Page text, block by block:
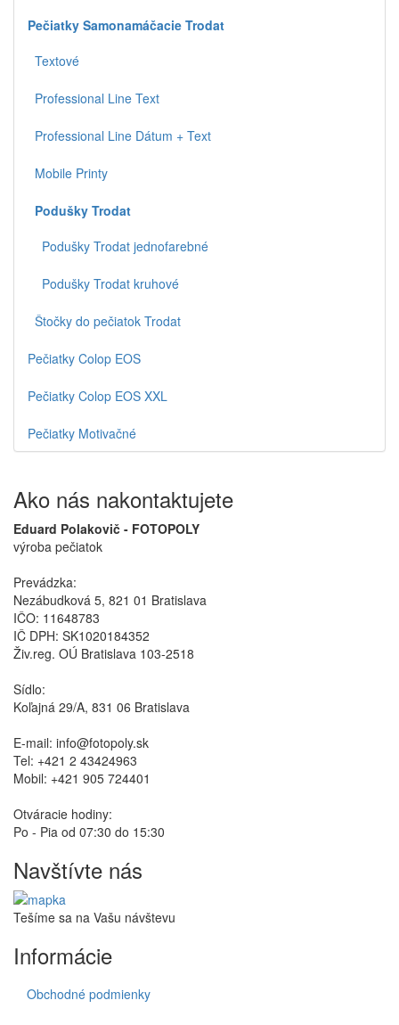
Pečiatky Samonamáčacie Trodat
Textové
Professional Line Text
Professional Line Dátum + Text
Mobile Printy
Podušky Trodat
Podušky Trodat jednofarebné
Podušky Trodat kruhové
Štočky do pečiatok Trodat
Pečiatky Colop EOS
Pečiatky Colop EOS XXL
Pečiatky Motivačné
Ako nás nakontaktujete
Eduard Polakovič - FOTOPOLY
výroba pečiatok
Prevádzka:
Nezábudková 5, 821 01 Bratislava
IČO: 11648783
IČ DPH: SK1020184352
Živ.reg. OÚ Bratislava 103-2518
Sídlo:
Koľajná 29/A, 831 06 Bratislava
E-mail: info@fotopoly.sk
Tel: +421 2 43424963
Mobil: +421 905 724401
Otváracie hodiny:
Po - Pia od 07:30 do 15:30
Navštívte nás
Tešíme sa na Vašu návštevu
Informácie
Obchodné podmienky